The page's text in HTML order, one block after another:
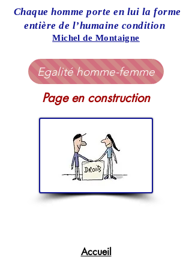
Chaque homme porte en lui la forme
entière de l’humaine condition
Michel de Montaigne
Egalité homme-femme
Page en construction
Accueil